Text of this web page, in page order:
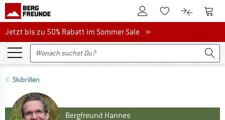
Zum KundenkontoZum Merkzettel.
Zum Zum
Jetzt bis zu 50% Rabatt im Sommer Sale
Jetzt bis zu 50% Rabatt im Sommer Sale »
Skibrillen
Bergfreund Hannes